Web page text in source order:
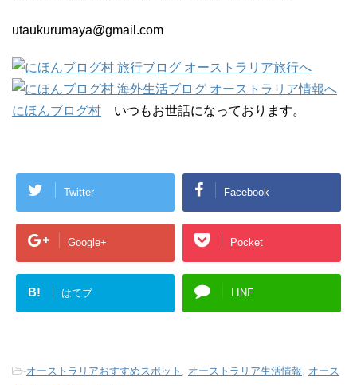
utaukurumaya@gmail.com
にほんブログ村 いつもお世話になっております。
Twitter Facebook
Google+ Pocket
B! はてブ LINE
-オーストラリアおすすめスポット オーストラリア生活情報
オース